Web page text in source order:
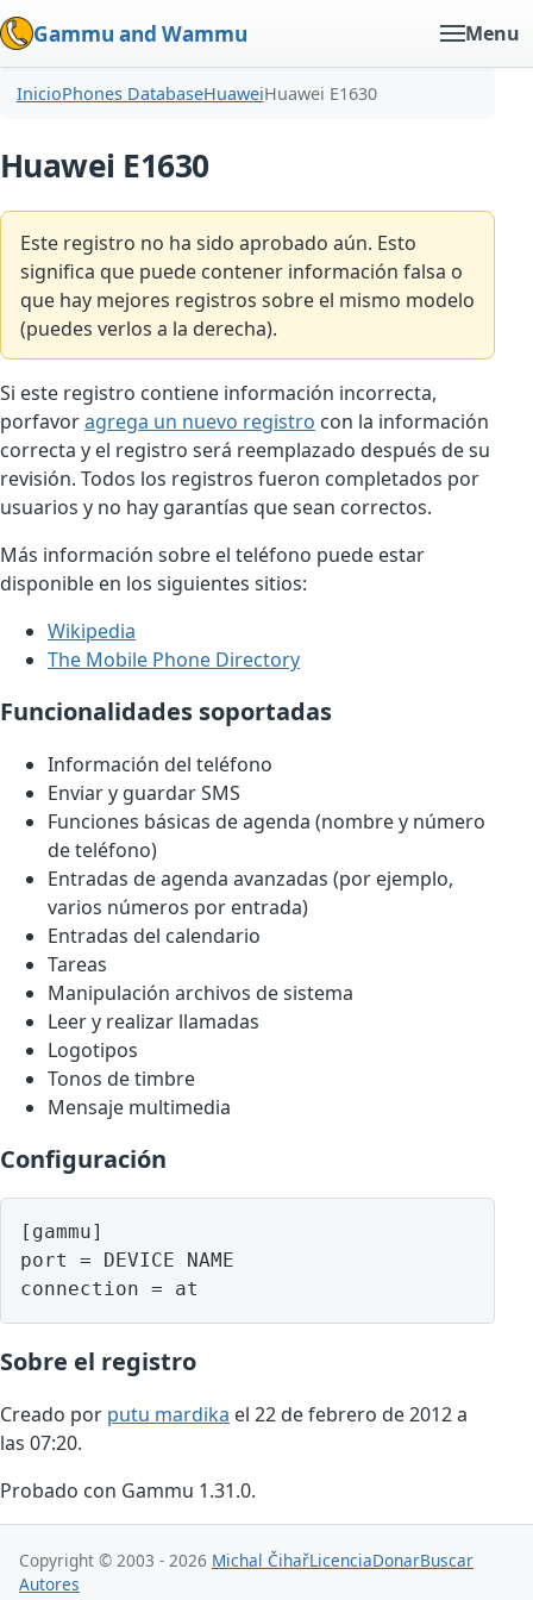
Gammu and Wammu Menu
InicioPhones DatabaseHuaweiHuawei E1630
Huawei E1630
Este registro no ha sido aprobado aún. Esto
significa que puede contener información falsa o
que hay mejores registros sobre el mismo modelo
(puedes verlos a la derecha).
Si este registro contiene información incorrecta,
porfavoragrega un nuevo registro con la información
correcta y el registro será reemplazado después de su
revisión. Todos los registros fueron completados por
usuarios y no hay garantías que sean correctos.
Más información sobre el teléfono puede estar
disponible en los siguientes sitios:
Wikipedia
The Mobile Phone Directory
Funcionalidades soportadas
Información del teléfono
Enviar y guardar SMS
Funciones básicas de agenda (nombre y número
de teléfono)
Entradas de agenda avanzadas (por ejemplo,
varios números por entrada)
Entradas del calendario
Tareas
Manipulación archivos de sistema
Leer y realizar llamadas
Logotipos
Tonos de timbre
Mensaje multimedia
Configuración
[gammu]
port = DEVICE NAME
Sobre el registro
Creado por putu mardika el 22 de febrero de 2012 a
las 07:20.
Probado con Gammu 1.31.0.
Copyright © 2003 - 2026 Michal ČihařLicenciaDonarBuscar
Autores